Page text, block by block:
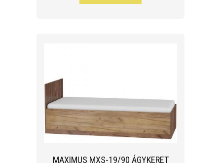
MAXIMUS MXS-19/90 ÁGYKERET